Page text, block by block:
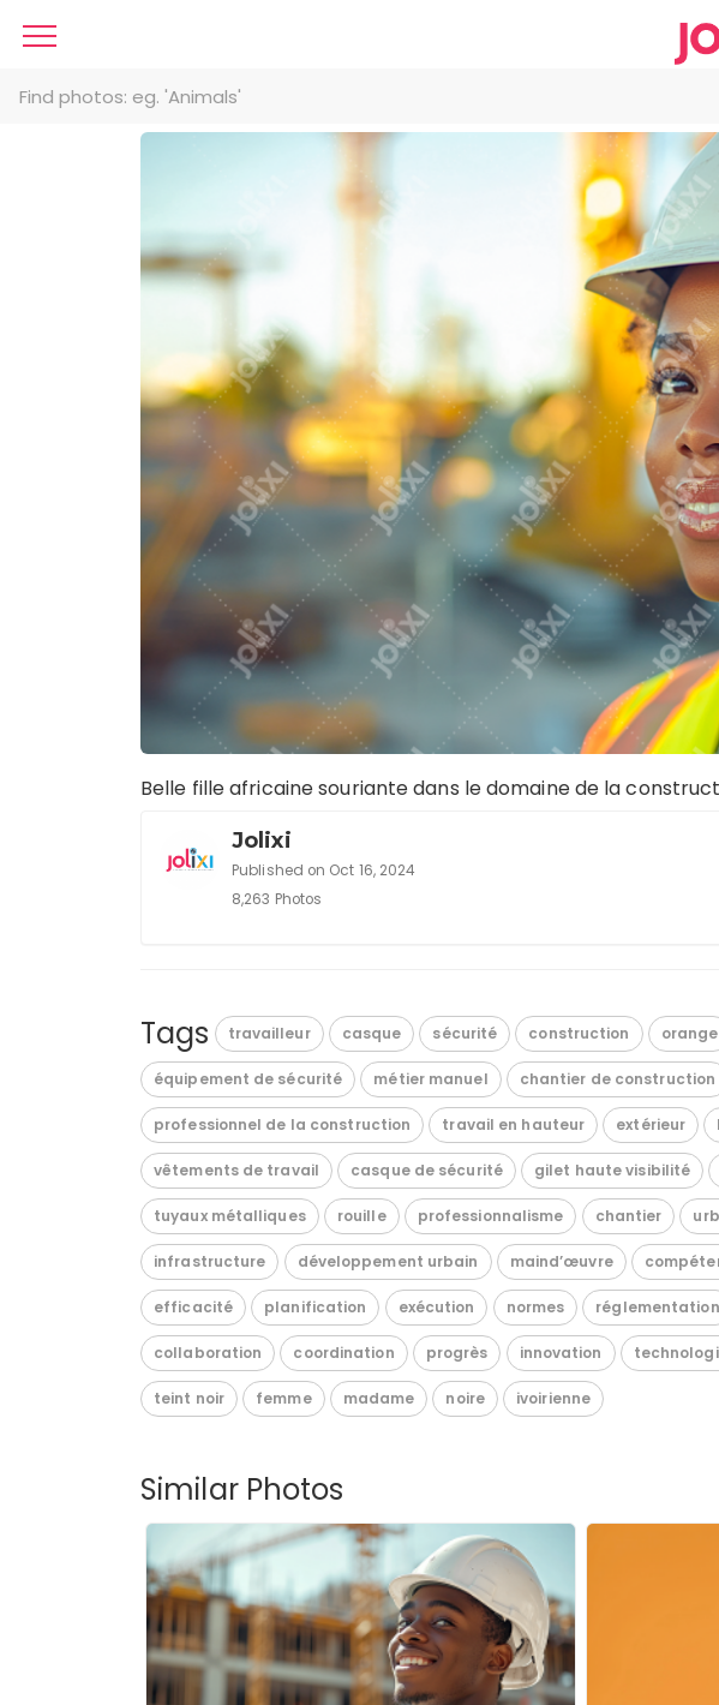
Belle fille africaine souriante dans le domaine de la
Jolixi
Published on Oct 16, 2024
8,263 Photos
Tags travailleur casque sécurité construction orange
équipement de sécurité métier manuel chantier de construction
professionnel de la construction travail en hauteur extérieur
vêtements de travail casque de sécurité gilet haute visibilité
tuyaux métalliques rouille professionnalisme chantier
infrastructure développement urbain maind’œuvre
efficacité planification exécution normes réglementation
collaboration coordination progrès innovation
teint noir femme madame noire ivoirienne
Similar Photos